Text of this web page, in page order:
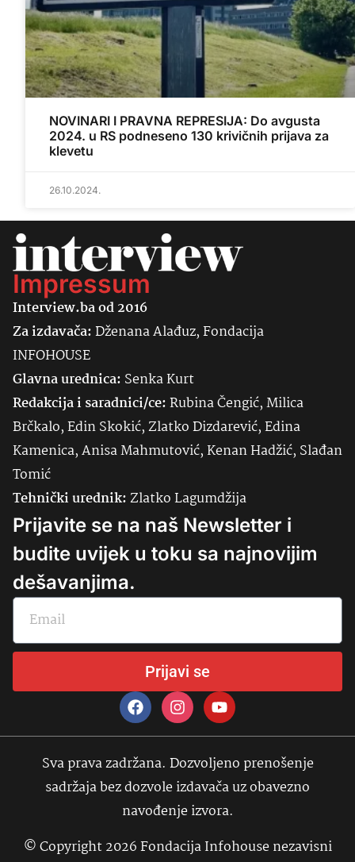
NOVINARI I PRAVNA REPRESIJA: Do avgusta
2024. u RS podneseno 130 krivičnih prijava za
klevetu
26.10.2024.
Impressum
Interview.ba od 2016
Za izdavača:Dženana Alađuz, Fondacija
INFOHOUSE
Glavna urednica: SenkaKurt
Redakcija i saradnici/ce:Rubina Čengić, Milica
Brčkalo, Edin Skokić, Zlatko Dizdarević, Edina
Kamenica, Anisa Mahmutović, Kenan Hadžić, Slađan
Tomić
Tehnički urednik:Zlatko Lagumdžija
Prijavite se na naš Newsletter i
budite uvijek u toku sa najnovijim
dešavanjima.
Prijavi se
Sva prava zadržana. Dozvoljeno prenošenje
sadržaja bez dozvole izdavača uz obavezno
navođenje izvora.
© Copyright 2026 Fondacija Infohouse nezavisni